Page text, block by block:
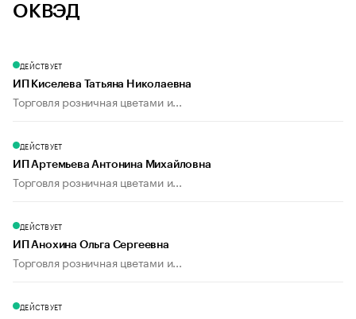
ОКВЭД
ДЕЙСТВУЕТ
ИП Киселева Татьяна Николаевна
Торговля розничная цветами и...
ДЕЙСТВУЕТ
ИП Артемьева Антонина Михайловна
Торговля розничная цветами и...
ДЕЙСТВУЕТ
ИП Анохина Ольга Сергеевна
Торговля розничная цветами и...
ДЕЙСТВУЕТ